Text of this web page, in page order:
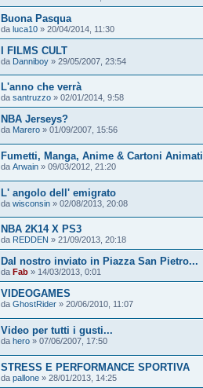
Buona Pasqua
da luca10 » 20/04/2014, 11:30
I FILMS CULT
da Danniboy » 29/05/2007, 23:54
L'anno che verrà
da santruzzo » 02/01/2014, 9:58
NBA Jerseys?
da Marero » 01/09/2007, 15:56
Fumetti, Manga, Anime & Cartoni Animati
da Arwain » 09/03/2012, 21:20
L' angolo dell' emigrato
da wisconsin » 02/08/2013, 20:08
NBA 2K14 X PS3
da REDDEN » 21/09/2013, 20:18
Dal nostro inviato in Piazza San Pietro...
da Fab » 14/03/2013, 0:01
VIDEOGAMES
da GhostRider » 20/06/2010, 11:07
Video per tutti i gusti...
da hero » 07/06/2007, 17:50
STRESS E PERFORMANCE SPORTIVA
da pallone » 28/01/2013, 14:25